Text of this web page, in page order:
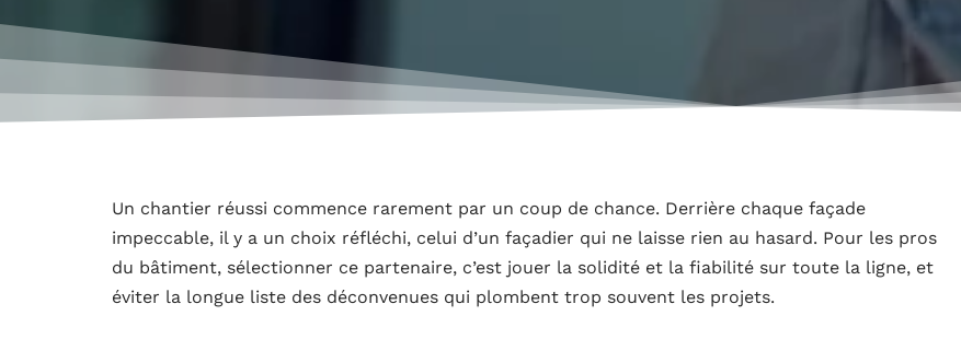
Un chantier réussi commence rarement par un coup de chance. Derrière chaque façade
impeccable, il y a un choix réfléchi, celui d’un façadier qui ne laisse rien au hasard. Pour les pros
du bâtiment, sélectionner ce partenaire, c’est jouer la solidité et la fiabilité sur toute la ligne, et
éviter la longue liste des déconvenues qui plombent trop souvent les projets.